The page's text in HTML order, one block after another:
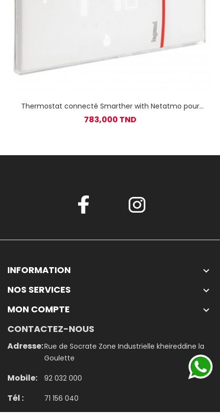
Thermostat connecté Smarther with Netatmo pour
montage encastré 2 modules
783,000 TND
INFORMATION 
NOS SERVICES 
MON COMPTE 
CONTACTEZ-NOUS
Adresse:Rue de Socrate Zone Industrielle kheireddine la
Goulette
Mobile: 92 032 000
Tél : 71 156 040